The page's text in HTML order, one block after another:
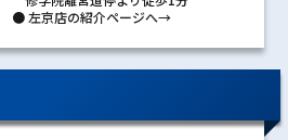
●左京店の紹介ページへ→